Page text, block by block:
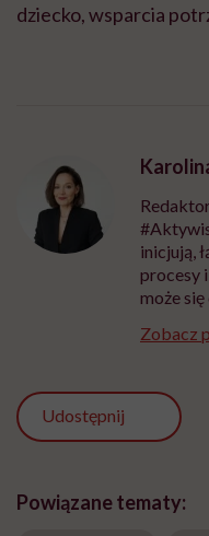
dziecko, wsparcia
inicjują,
procesy
może
Zobacz
Udostępnij
Powiązane tematy: